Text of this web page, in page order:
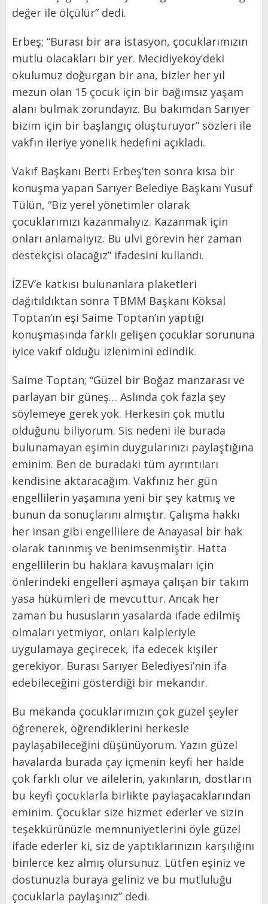
değer ile ölçülür” dedi.
Erbeş; “Burası bir ara istasyon, çocuklarımızın
mutlu olacakları bir yer. Mecidiyeköy’deki
okulumuz doğurgan bir ana, bizler her yıl
mezun olan 15 çocuk için bir bağımsız yaşam
alanı bulmak zorundayız. Bu bakımdan Sarıyer
bizim için bir başlangıç oluşturuyor” sözleri ile
vakfın ileriye yönelik hedefini açıkladı.
Vakıf Başkanı Berti Erbeş’ten sonra kısa bir
konuşma yapan Sarıyer Belediye Başkanı Yusuf
Tülün, “Biz yerel yönetimler olarak
çocuklarımızı kazanmalıyız. Kazanmak için
onları anlamalıyız. Bu ulvi görevin her zaman
destekçisi olacağız” ifadesini kullandı.
İZEV’e katkısı bulunanlara plaketleri
dağıtıldıktan sonra TBMM Başkanı Köksal
Toptan’ın eşi Saime Toptan’ın yaptığı
konuşmasında farklı gelişen çocuklar sorununa
iyice vakıf olduğu izlenimini edindik.
Saime Toptan; “Güzel bir Boğaz manzarası ve
parlayan bir güneş… Aslında çok fazla şey
söylemeye gerek yok. Herkesin çok mutlu
olduğunu biliyorum. Sis nedeni ile burada
bulunamayan eşimin duygularınızı paylaştığına
eminim. Ben de buradaki tüm ayrıntıları
kendisine aktaracağım. Vakfınız her gün
engellilerin yaşamına yeni bir şey katmış ve
bunun da sonuçlarını almıştır. Çalışma hakkı
her insan gibi engellilere de Anayasal bir hak
olarak tanınmış ve benimsenmiştir. Hatta
engellilerin bu haklara kavuşmaları için
önlerindeki engelleri aşmaya çalışan bir takım
yasa hükümleri de mevcuttur. Ancak her
zaman bu hususların yasalarda ifade edilmiş
olmaları yetmiyor, onları kalpleriyle
uygulamaya geçirecek, ifa edecek kişiler
gerekiyor. Burası Sarıyer Belediyesi’nin ifa
edebileceğini gösterdiği bir mekandır.
Bu mekanda çocuklarımızın çok güzel şeyler
öğrenerek, öğrendiklerini herkesle
paylaşabileceğini düşünüyorum. Yazın güzel
havalarda burada çay içmenin keyfi her halde
çok farklı olur ve ailelerin, yakınların, dostların
bu keyfi çocuklarla birlikte paylaşacaklarından
eminim. Çocuklar size hizmet ederler ve sizin
teşekkürünüzle memnuniyetlerini öyle güzel
ifade ederler ki, siz de yaptıklarınızın karşılığını
binlerce kez almış olursunuz. Lütfen eşiniz ve
dostunuzla buraya geliniz ve bu mutluluğu
çocuklarla paylaşınız” dedi.